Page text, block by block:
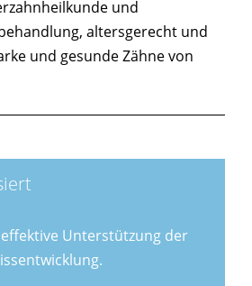
und
altersgerecht und
und gesunde Zähne von
Unterstützung der